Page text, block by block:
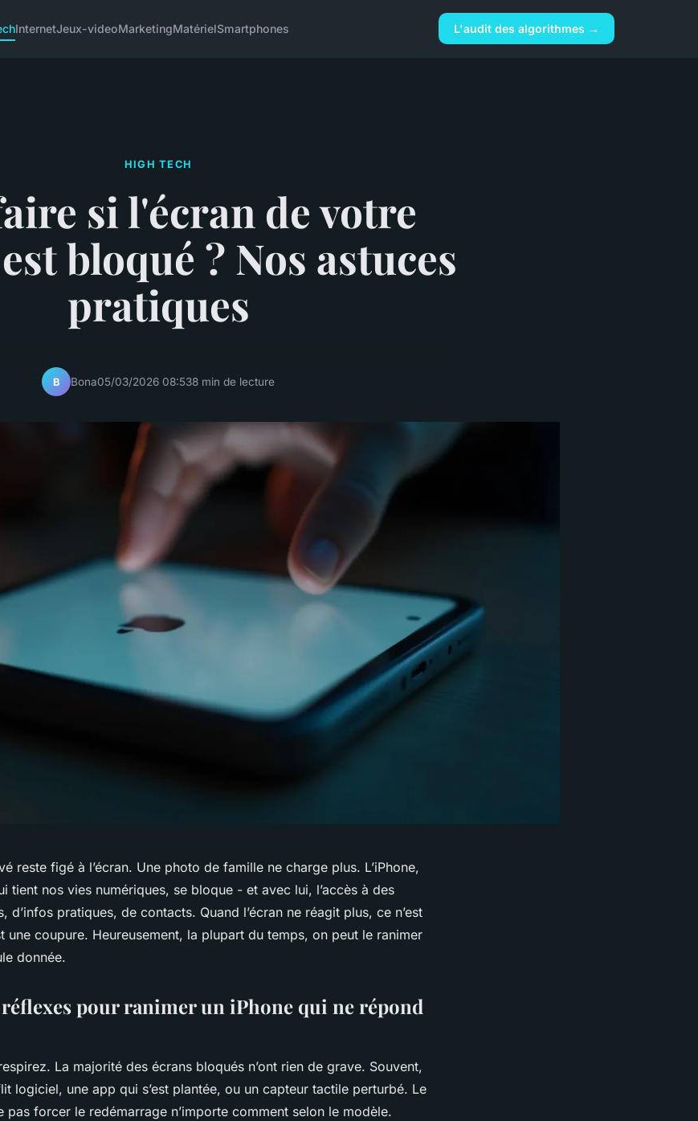
InternetJeux-videoMarketingMatérielSmartphones L'audit des algorithmes →
HIGH TECH
si l'écran de votre
bloqué ? Nos astuces
pratiques
B Bona05/03/2026 08:538 min de lecture
reste figé à l’écran. Une photo de famille ne charge plus. L’iPhone,
tient nos vies numériques, se bloque - et avec lui, l’accès à des
d’infos pratiques, de contacts. Quand l’écran ne réagit plus, ce n’est
une coupure. Heureusement, la plupart du temps, on peut le ranimer
donnée.
pour ranimer un iPhone qui ne répond
La majorité des écrans bloqués n’ont rien de grave. Souvent,
logiciel, une app qui s’est plantée, ou un capteur tactile perturbé. Le
pas forcer le redémarrage n’importe comment selon le modèle.